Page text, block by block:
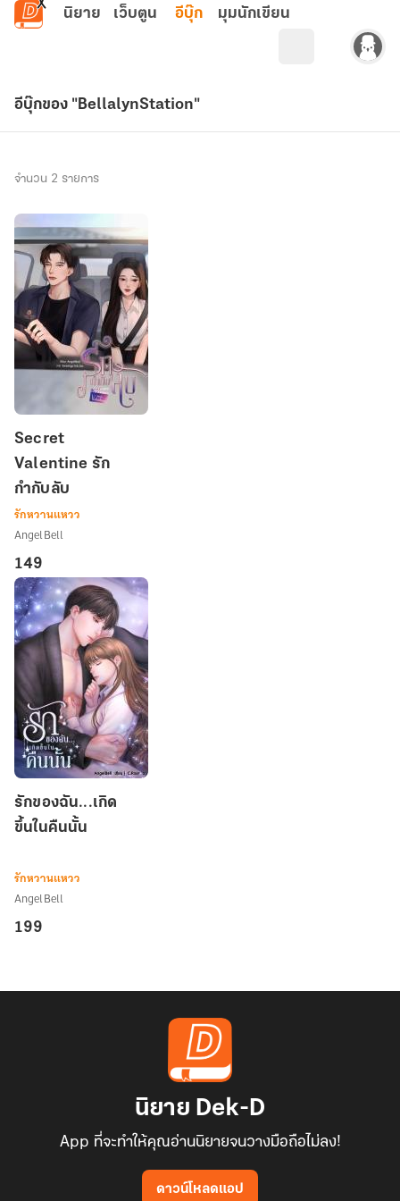
ข้ามไปยังเนื้อหาหลัก
นิยาย เว็บตูน อีบุ๊ก มุมนักเขียน
อีบุ๊กของ "BellalynStation"
จำนวน 2 รายการ
Valentine
รัก
กำกับ
ลับ
Secret
Valentine รัก
กำกับลับ
รักหวานแหวว
AngelBell
149
ของ
ฉัน...เกิด
ใน
คืน
นั้น
รักของฉัน...เกิด
ขึ้นในคืนนั้น
รักหวานแหวว
AngelBell
199
นิยาย Dek-D
App ที่จะทำให้คุณอ่านนิยายจนวางมือถือไม่ลง!
ดาวน์โหลดแอป